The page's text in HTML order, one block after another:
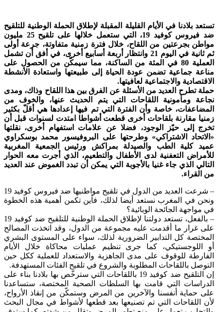
تستعد بلادنا في الأيام القليلة المقبلة لإطلاق الحملة الوطنية للتلقيح
ضد فيروس كوفيد 19، التي ستعمل خلالها على تلقيح 25 مليون
مواطن بجرعتين من اللقاح، خلال فترة زمنية متفاوتة، جرعة أولى
ثم ثانية في اليوم 21 وانتظار أربعة أسابيع أخرى، في أفق أن تشمل
العملية 80 في المئة من الساكنة، مما سيمكّن من الحصول على
مناعة جماعية تضمن عودة الحياة إلى طبيعتها واستعادة الأنشطة
الاقتصادية والاجتماعية لعافيتها.
حملة تطرح العديد من الأسئلة عن الفرق بين هذا اللقاح وذاك، ومدى
نجاعة ومأمونية اللقاحات التي يتم الحديث عنها، والخوف من
المضاعفات، خاصة وأن الفترة التي تم فيها إعدادها هي أقلّ بكثير
زمنيا مقارنة بلقاحات أخرى قطعت أشواطا امتدت لسنوات قبل أن
تخرج إلى حيّز الوجود، فضلا عن علامات استفهام أخرى، نقلتها
«الاتحاد الاشتراكي» وطرحتها على البروفيسور محمد بوسكراوي
عميد كلية الطب والصيدلة بمراكش ورئيس الجمعية المغربية
للأمراض التعفنية لدى الأطفال والتطعيم، الذي أجرت معه الحوار
التالي الذي جاء غنيا بالأجوبة التي يمكن أن تبدد الغموض عند العديد
من القراء.
– شرعت العديد من الدول في تلقيح مواطنيها ضد فيروس كوفيد 19
ونحن في المغرب نستعد أيضا لذلك، فأين تكمن أهمية هذه الخطوة
في مواجهة الجائحة الوبائية؟
– بالفعل، تستعد دولتنا لإطلاق الحملة الوطنية للتلقيح ضد كوفيد 19
على غرار ما أقدمت عليه مجموعة من الدول، وقد اتخذت المصالح
المختصة كل التدابير الضرورية لذلك، سواء على المستوى البشري
أو اللوجستيكي، كما جرى تنظيم عمليات محاكاة خلال الأيام
الفارطة للوقوف على مدى الجاهزية والاستعداد للعملية ككل حين
التوصل باللقاحات المطلوبة والشروع في تلقيح الفئات المستهدفة.
إن التلقيح ضد كوفيد 19 باللقاحات التي سترخّص بها بلادنا بناء على
الدراسات التي قامت بها السلطات الصحية المختصة، ستساعدنا
على حماية أنفسنا والآخرين من المرض وستمكّن من إنقاذ الأرواح،
لأن اللقاحات التي تم تصنيعها بعد قطعها لأشواط في مجال البحث